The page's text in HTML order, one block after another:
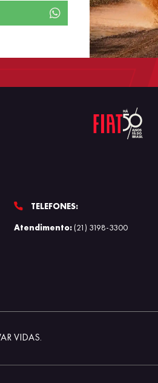
TELEFONES:
Atendimento:(21) 3198-3300
VIDAS.